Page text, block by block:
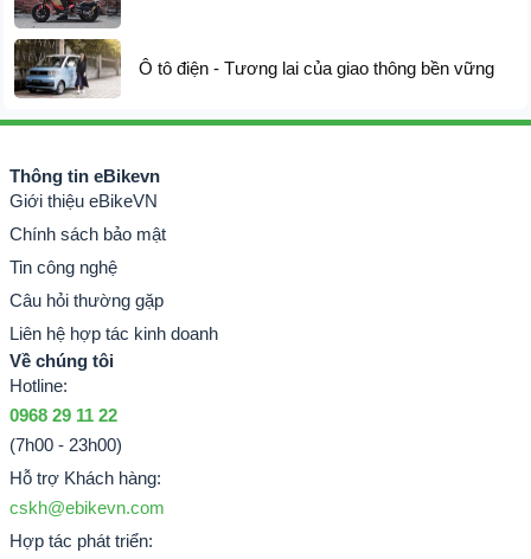
THÔNG SỐ XE ĐẠP
T26
CHẤT LIỆU KHUNG
SƯỜN
TỐC ĐỘ
CẤP TỐC ĐỘ
Ô tô điện - Tương lai của giao thông bền vững
Thông tin eBikevn
Giới thiệu eBikeVN
Chính sách bảo mật
Tin công nghệ
Câu hỏi thường gặp
Liên hệ hợp tác kinh doanh
Về chúng tôi
Hotline:
0968 29 11 22
(7h00 - 23h00)
Hỗ trợ Khách hàng:
cskh@ebikevn.com
Hợp tác phát triển: